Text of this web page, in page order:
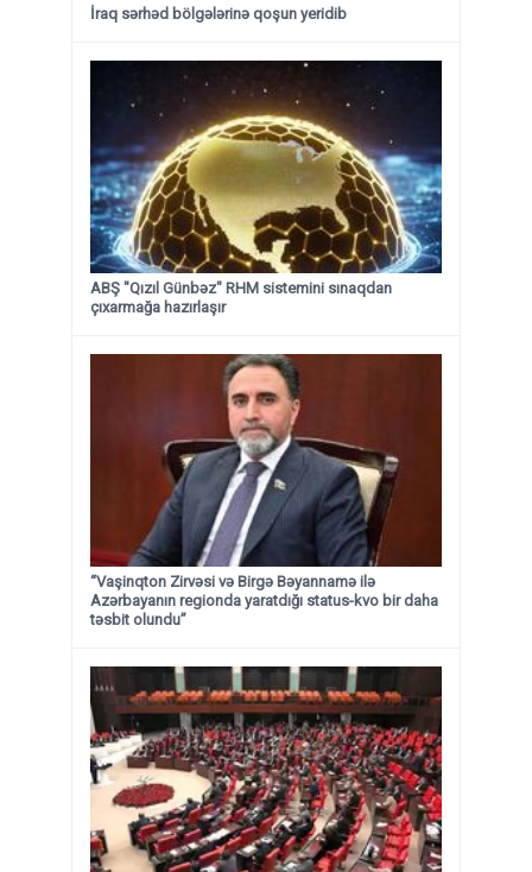
İraq sərhəd bölgələrinə qoşun yeridib
ABŞ "Qızıl Günbəz" RHM sistemini sınaqdan
çıxarmağa hazırlaşır
“Vaşinqton Zirvəsi və Birgə Bəyannamə ilə
Azərbayanın regionda yaratdığı status-kvo bir daha
təsbit olundu”